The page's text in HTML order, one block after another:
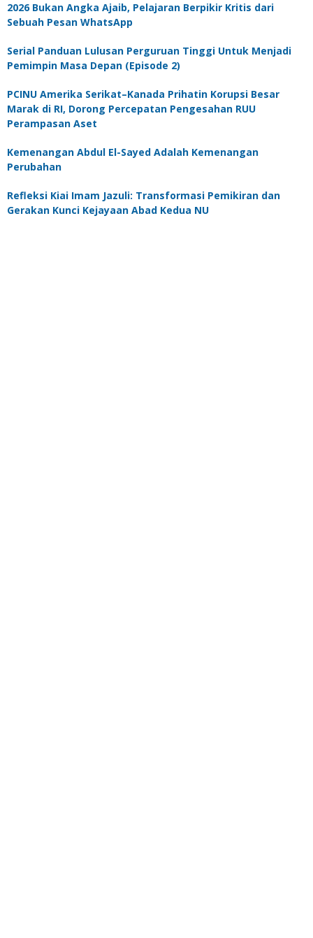
2026 Bukan Angka Ajaib, Pelajaran Berpikir Kritis dari
Sebuah Pesan WhatsApp
Serial Panduan Lulusan Perguruan Tinggi Untuk Menjadi
Pemimpin Masa Depan (Episode 2)
PCINU Amerika Serikat–Kanada Prihatin Korupsi Besar
Marak di RI, Dorong Percepatan Pengesahan RUU
Perampasan Aset
Kemenangan Abdul El-Sayed Adalah Kemenangan
Perubahan
Refleksi Kiai Imam Jazuli: Transformasi Pemikiran dan
Gerakan Kunci Kejayaan Abad Kedua NU